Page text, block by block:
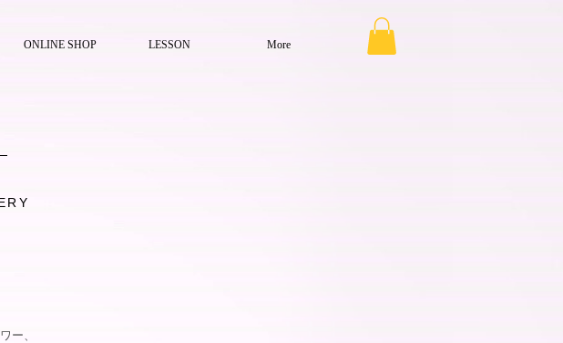
ONLINE SHOP LESSON More
ー、